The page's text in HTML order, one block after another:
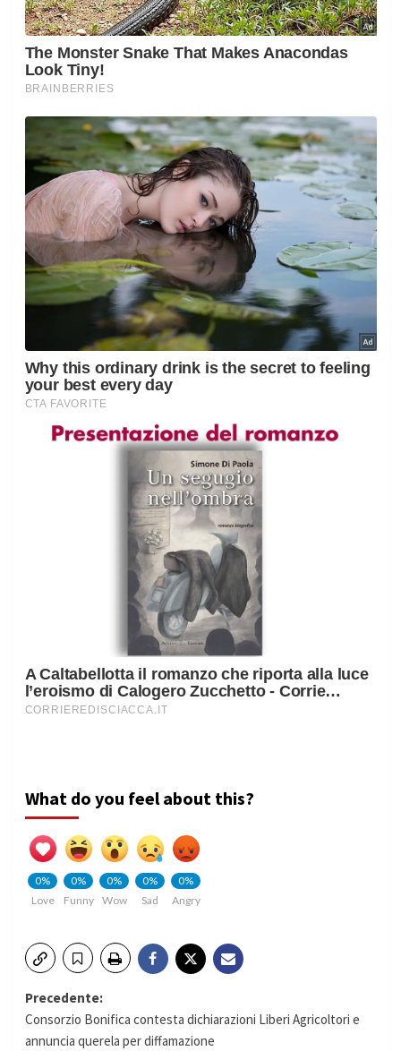
What do you feel about this?
0%
Love
0%
Funny
0%
Wow
0%
Sad
0%
Angry
Navigazione
articolo
Precedente:
Consorzio Bonifica contesta dichiarazioni Liberi Agricoltori e
annuncia querela per diffamazione